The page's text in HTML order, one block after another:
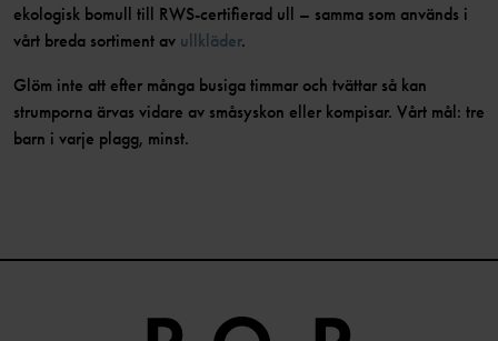
ekologisk bomull till RWS-certifierad ull – samma som används i
vårt breda sortiment av ullkläder.
Glöm inte att efter många busiga timmar och tvättar så kan
strumporna ärvas vidare av småsyskon eller kompisar. Vårt mål: tre
barn i varje plagg, minst.